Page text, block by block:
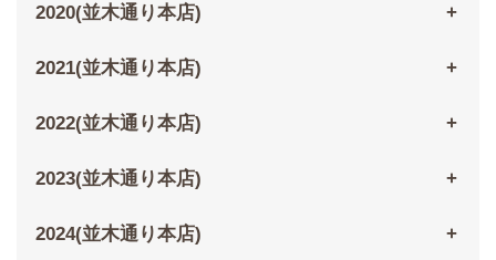
2020(並木通り本店)
2021(並木通り本店)
2022(並木通り本店)
2023(並木通り本店)
2024(並木通り本店)